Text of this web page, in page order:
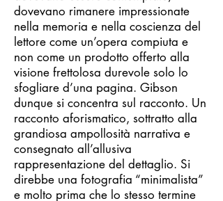
dovevano rimanere impressionate
nella memoria e nella coscienza del
lettore come un’opera compiuta e
non come un prodotto offerto alla
visione frettolosa durevole solo lo
sfogliare d’una pagina. Gibson
dunque si concentra sul racconto. Un
racconto aforismatico, sottratto alla
grandiosa ampollosità narrativa e
consegnato all’allusiva
rappresentazione del dettaglio. Si
direbbe una fotografia “minimalista”
e molto prima che lo stesso termine